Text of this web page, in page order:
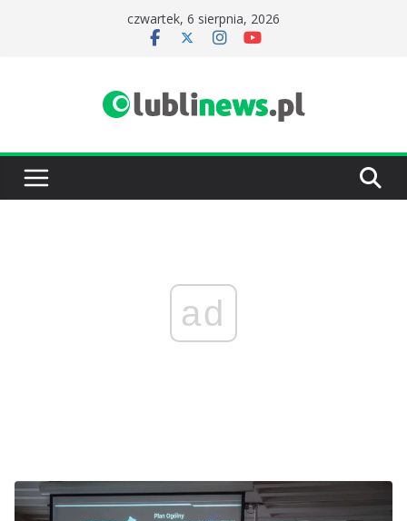
czwartek, 6 sierpnia, 2026
ad